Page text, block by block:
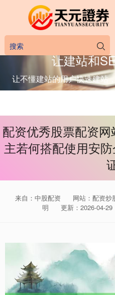
让建站和
让不懂建站的用户快速建站
配资优秀股票配资
主若何搭配使用安
来自：中股配资
网站：配资炒
明
更新：2026-04-29